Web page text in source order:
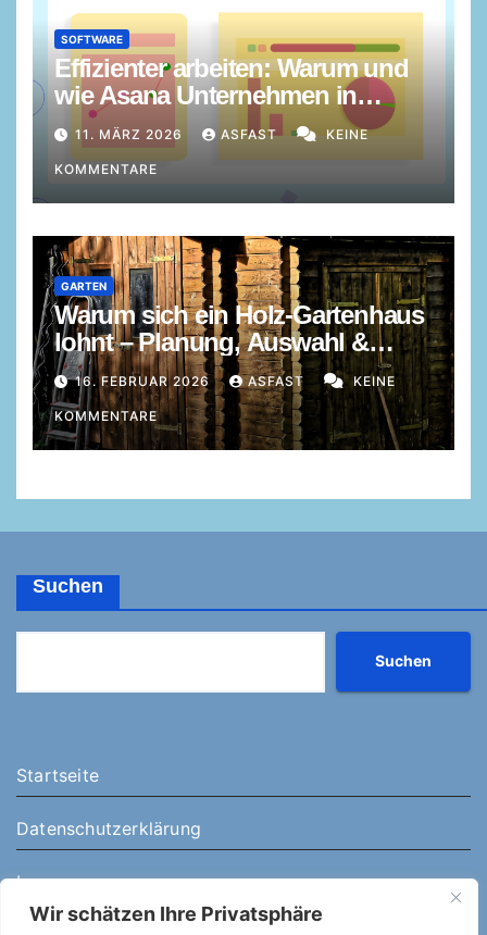
Wir schätzen Ihre Privatsphäre
SOFTWARE
Effizienter arbeiten: Warum und
wie Asana Unternehmen in
Projekten und Prozessen stärkt
11. MÄRZ 2026 ASFAST KEINE
KOMMENTARE
GARTEN
Warum sich ein Holz-Gartenhaus
lohnt – Planung, Auswahl &
Vorteile
16. FEBRUAR 2026 ASFAST KEINE
KOMMENTARE
Suchen
Suchen
Startseite
Datenschutzerklärung
Impressum